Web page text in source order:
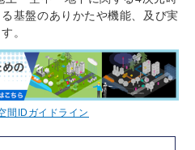
基盤のありかたや機能、及び実
。
間IDガイドライン